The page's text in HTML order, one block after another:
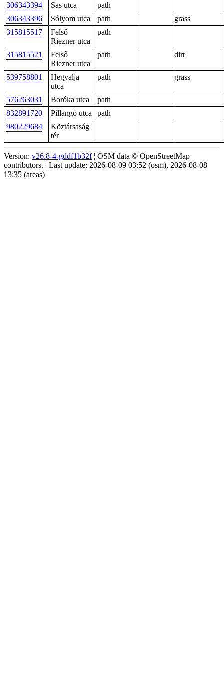
306343394 Sas utca
path
306343396
Sólyom utca path
grass
315815517
Felső
Riezner utca
path
315815521
Felső
Riezner utca
path dirt
539758801
Hegyalja
utca
path grass
576263031 Boróka utca
path
832891720
Pillangó utca
path
980229684
Köztársaság
tér
Version: v26.8-4-gddf1b32f¦ OSM data © OpenStreetMap
contributors. ¦ Last update: 2026-08-09 03:52 (osm), 2026-08-08
13:35 (areas)